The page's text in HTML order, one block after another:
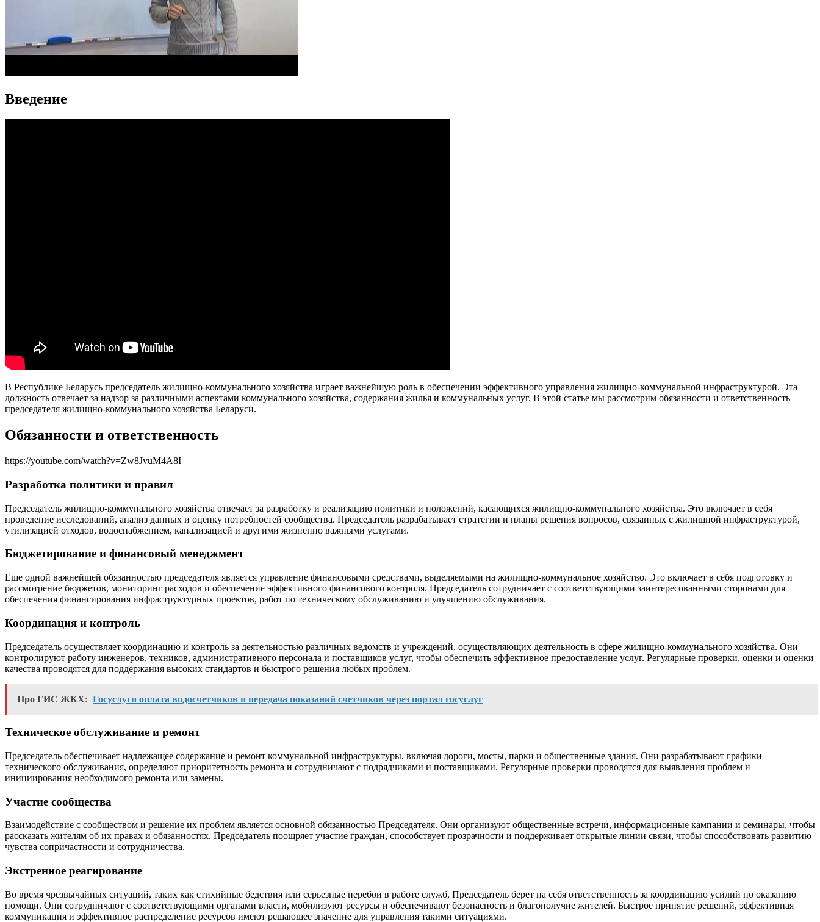
Введение
В Республике Беларусь председатель жилищно-коммунального хозяйства играет важнейшую роль в обеспечении эффективного управления жилищно-коммунальной инфраструктурой. Эта
должность отвечает за надзор за различными аспектами коммунального хозяйства, содержания жилья и коммунальных услуг. В этой статье мы рассмотрим обязанности и ответственность
председателя жилищно-коммунального хозяйства Беларуси.
Обязанности и ответственность
https://youtube.com/watch?v=Zw8JvuM4A8I
Разработка политики и правил
Председатель жилищно-коммунального хозяйства отвечает за разработку и реализацию политики и положений, касающихся жилищно-коммунального хозяйства. Это включает в себя
проведение исследований, анализ данных и оценку потребностей сообщества. Председатель разрабатывает стратегии и планы решения вопросов, связанных с жилищной инфраструктурой,
утилизацией отходов, водоснабжением, канализацией и другими жизненно важными услугами.
Бюджетирование и финансовый менеджмент
Еще одной важнейшей обязанностью председателя является управление финансовыми средствами, выделяемыми на жилищно-коммунальное хозяйство. Это включает в себя подготовку и
рассмотрение бюджетов, мониторинг расходов и обеспечение эффективного финансового контроля. Председатель сотрудничает с соответствующими заинтересованными сторонами для
обеспечения финансирования инфраструктурных проектов, работ по техническому обслуживанию и улучшению обслуживания.
Координация и контроль
Председатель осуществляет координацию и контроль за деятельностью различных ведомств и учреждений, осуществляющих деятельность в сфере жилищно-коммунального хозяйства. Они
контролируют работу инженеров, техников, административного персонала и поставщиков услуг, чтобы обеспечить эффективное предоставление услуг. Регулярные проверки, оценки и оценки
качества проводятся для поддержания высоких стандартов и быстрого решения любых проблем.
Про ГИС ЖКХ: Госуслуги оплата водосчетчиков и передача показаний счетчиков через портал госуслуг
Техническое обслуживание и ремонт
Председатель обеспечивает надлежащее содержание и ремонт коммунальной инфраструктуры, включая дороги, мосты, парки и общественные здания. Они разрабатывают графики
технического обслуживания, определяют приоритетность ремонта и сотрудничают с подрядчиками и поставщиками. Регулярные проверки проводятся для выявления проблем и
инициирования необходимого ремонта или замены.
Участие сообщества
Взаимодействие с сообществом и решение их проблем является основной обязанностью Председателя. Они организуют общественные встречи, информационные кампании и семинары, чтобы
рассказать жителям об их правах и обязанностях. Председатель поощряет участие граждан, способствует прозрачности и поддерживает открытые линии связи, чтобы способствовать развитию
чувства сопричастности и сотрудничества.
Экстренное реагирование
Во время чрезвычайных ситуаций, таких как стихийные бедствия или серьезные перебои в работе служб, Председатель берет на себя ответственность за координацию усилий по оказанию
помощи. Они сотрудничают с соответствующими органами власти, мобилизуют ресурсы и обеспечивают безопасность и благополучие жителей. Быстрое принятие решений, эффективная
коммуникация и эффективное распределение ресурсов имеют решающее значение для управления такими ситуациями.